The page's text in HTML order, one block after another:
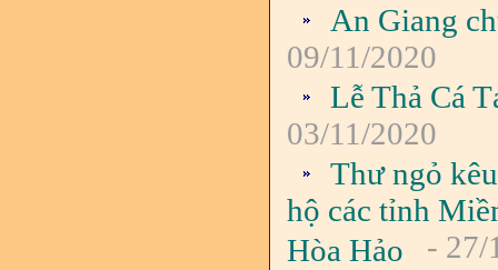
An Giang
09/11/2020
Lễ Thả Cá
03/11/2020
Thư ngỏ
hộ các tỉnh
Hòa Hảo
- 27/